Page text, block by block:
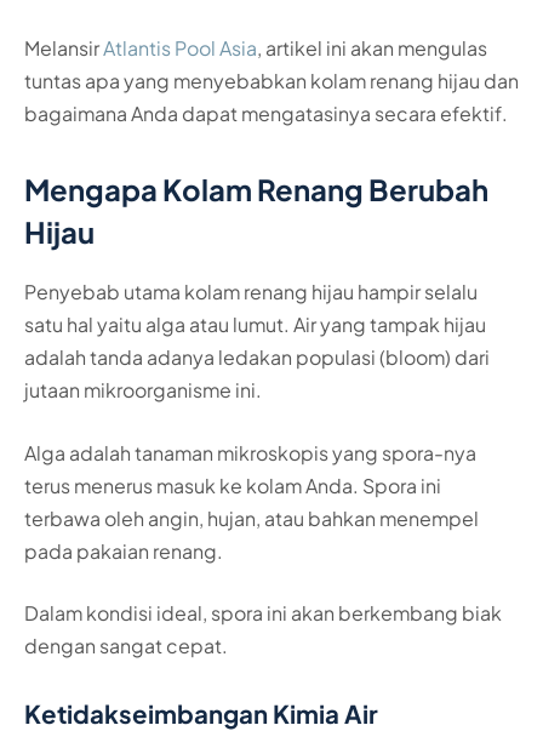
MelansirAtlantis Pool Asia, artikel ini akan mengulas
tuntas apa yang menyebabkan kolam renang hijau dan
bagaimana Anda dapat mengatasinya secara efektif.
Mengapa Kolam Renang Berubah
Hijau
Penyebab utama kolam renang hijau hampir selalu
satu hal yaitu alga atau lumut. Air yang tampak hijau
adalah tanda adanya ledakan populasi (bloom) dari
jutaan mikroorganisme ini.
Alga adalah tanaman mikroskopis yang spora-nya
terus menerus masuk ke kolam Anda. Spora ini
terbawa oleh angin, hujan, atau bahkan menempel
pada pakaian renang.
Dalam kondisi ideal, spora ini akan berkembang biak
dengan sangat cepat.
Ketidakseimbangan Kimia Air